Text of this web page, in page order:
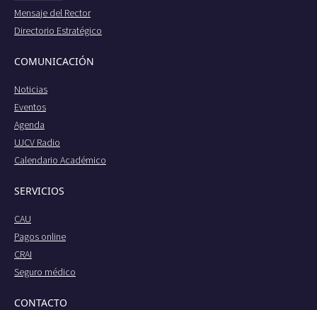
Mensaje del Rector
Directorio Estratégico
COMUNICACIÓN
Noticias
Eventos
Agenda
UJCV Radio
Calendario Académico
SERVICIOS
CAU
Pagos online
CRAI
Seguro médico
CONTACTO